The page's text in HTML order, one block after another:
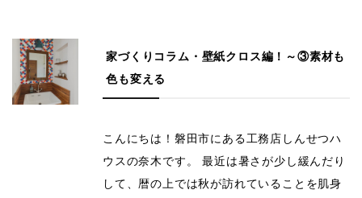
家づくりコラム・壁紙クロス編！～③素材も
色も変える
こんにちは！磐田市にある工務店しんせつハ
ウスの奈木です。 最近は暑さが少し緩んだり
して、暦の上では秋が訪れていることを肌身